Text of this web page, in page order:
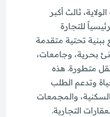
ثالث أكبر
للتجارة
ببنية تحتية متقدمة
بحرية، وجامعات،
متطورة. هذه
وتدعم الطلب
والمجمعات
التجارية.